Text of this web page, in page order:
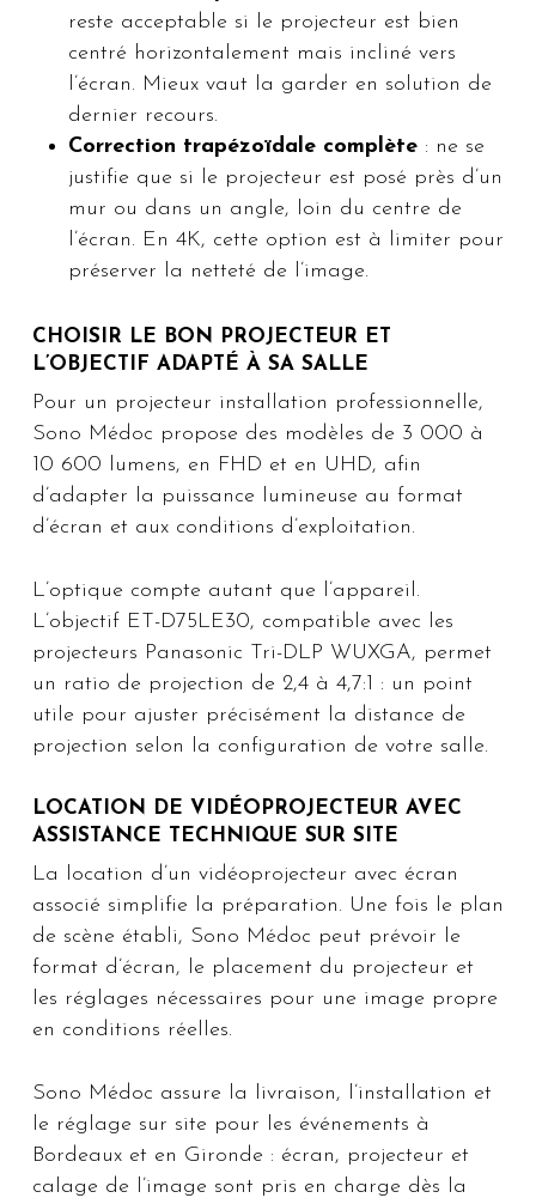
reste acceptable si le projecteur est bien
centré horizontalement mais incliné vers
l’écran. Mieux vaut la garder en solution de
dernier recours.
Correction trapézoïdale complète: ne se
justifie que si le projecteur est posé près d’un
mur ou dans un angle, loin du centre de
l’écran. En 4K, cette option est à limiter pour
préserver la netteté de l’image.
CHOISIR LE BON PROJECTEUR ET
L’OBJECTIF ADAPTÉ À SA SALLE
Pour un projecteur installation professionnelle,
Sono Médoc propose des modèles de 3 000 à
10 600 lumens, en FHD et en UHD, afin
d’adapter la puissance lumineuse au format
d’écran et aux conditions d’exploitation.
L’optique compte autant que l’appareil.
L’objectif ET-D75LE30, compatible avec les
projecteurs Panasonic Tri-DLP WUXGA, permet
un ratio de projection de 2,4 à 4,7:1 : un point
utile pour ajuster précisément la distance de
projection selon la configuration de votre salle.
LOCATION DE VIDÉOPROJECTEUR AVEC
ASSISTANCE TECHNIQUE SUR SITE
La location d’un vidéoprojecteur avec écran
associé simplifie la préparation. Une fois le plan
de scène établi, Sono Médoc peut prévoir le
format d’écran, le placement du projecteur et
les réglages nécessaires pour une image propre
en conditions réelles.
Sono Médoc assure la livraison, l’installation et
le réglage sur site pour les événements à
Bordeaux et en Gironde : écran, projecteur et
calage de l’image sont pris en charge dès la